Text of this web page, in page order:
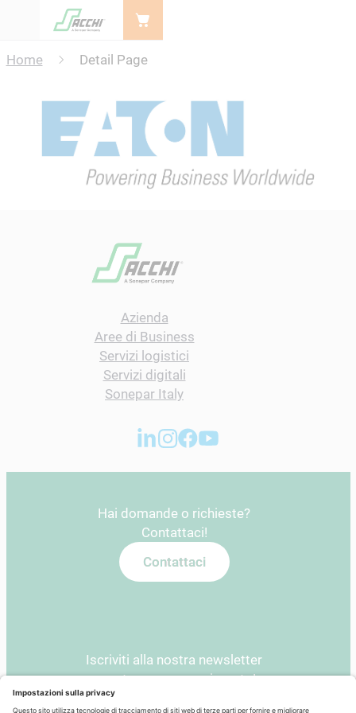
Home
Detail Page
Azienda
Aree di Business
Servizi logistici
Servizi digitali
Sonepar Italy
Hai domande o richieste?
Contattaci!
Contattaci
Iscriviti alla nostra newsletter
e resta sempre aggiornato!
Newsletter